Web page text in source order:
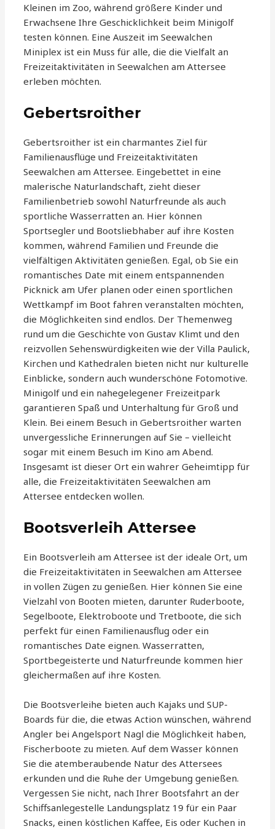
Kleinen im Zoo, während größere Kinder und
Erwachsene Ihre Geschicklichkeit beim Minigolf
testen können. Eine Auszeit im Seewalchen
Miniplex ist ein Muss für alle, die die Vielfalt an
Freizeitaktivitäten in Seewalchen am Attersee
erleben möchten.
Gebertsroither
Gebertsroither ist ein charmantes Ziel für
Familienausflüge und Freizeitaktivitäten
Seewalchen am Attersee. Eingebettet in eine
malerische Naturlandschaft, zieht dieser
Familienbetrieb sowohl Naturfreunde als auch
sportliche Wasserratten an. Hier können
Sportsegler und Bootsliebhaber auf ihre Kosten
kommen, während Familien und Freunde die
vielfältigen Aktivitäten genießen. Egal, ob Sie ein
romantisches Date mit einem entspannenden
Picknick am Ufer planen oder einen sportlichen
Wettkampf im Boot fahren veranstalten möchten,
die Möglichkeiten sind endlos. Der Themenweg
rund um die Geschichte von Gustav Klimt und den
reizvollen Sehenswürdigkeiten wie der Villa Paulick,
Kirchen und Kathedralen bieten nicht nur kulturelle
Einblicke, sondern auch wunderschöne Fotomotive.
Minigolf und ein nahegelegener Freizeitpark
garantieren Spaß und Unterhaltung für Groß und
Klein. Bei einem Besuch in Gebertsroither warten
unvergessliche Erinnerungen auf Sie – vielleicht
sogar mit einem Besuch im Kino am Abend.
Insgesamt ist dieser Ort ein wahrer Geheimtipp für
alle, die Freizeitaktivitäten Seewalchen am
Attersee entdecken wollen.
Bootsverleih Attersee
Ein Bootsverleih am Attersee ist der ideale Ort, um
die Freizeitaktivitäten in Seewalchen am Attersee
in vollen Zügen zu genießen. Hier können Sie eine
Vielzahl von Booten mieten, darunter Ruderboote,
Segelboote, Elektroboote und Tretboote, die sich
perfekt für einen Familienausflug oder ein
romantisches Date eignen. Wasserratten,
Sportbegeisterte und Naturfreunde kommen hier
gleichermaßen auf ihre Kosten.
Die Bootsverleihe bieten auch Kajaks und SUP-
Boards für die, die etwas Action wünschen, während
Angler bei Angelsport Nagl die Möglichkeit haben,
Fischerboote zu mieten. Auf dem Wasser können
Sie die atemberaubende Natur des Attersees
erkunden und die Ruhe der Umgebung genießen.
Vergessen Sie nicht, nach Ihrer Bootsfahrt an der
Schiffsanlegestelle Landungsplatz 19 für ein Paar
Snacks, einen köstlichen Kaffee, Eis oder Kuchen in